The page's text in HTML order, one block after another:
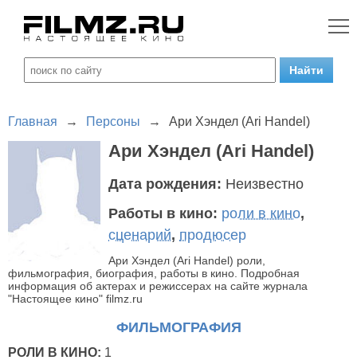
Главная → Персоны → Ари Хэндел (Ari Handel)
Ари Хэндел (Ari Handel)
Дата рождения: Неизвестно
Работы в кино: роли в кино,
сценарий, продюсер
Ари Хэндел (Ari Handel) роли,
фильмография, биография, работы в кино. Подробная
информация об актерах и режиссерах на сайте журнала
"Настоящее кино" filmz.ru
ФИЛЬМОГРАФИЯ
РОЛИ В КИНО: 1